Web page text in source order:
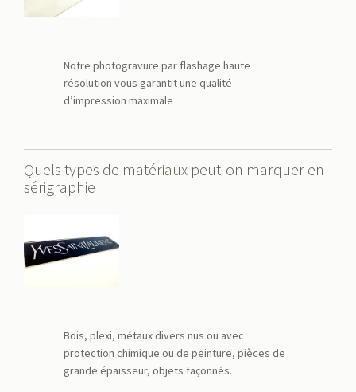
Notre photogravure par flashage haute
résolution vous garantit une qualité
d’impression maximale
Quels types de matériaux peut-on marquer en
sérigraphie
Bois, plexi, métaux divers nus ou avec
protection chimique ou de peinture, pièces de
grande épaisseur, objets façonnés.